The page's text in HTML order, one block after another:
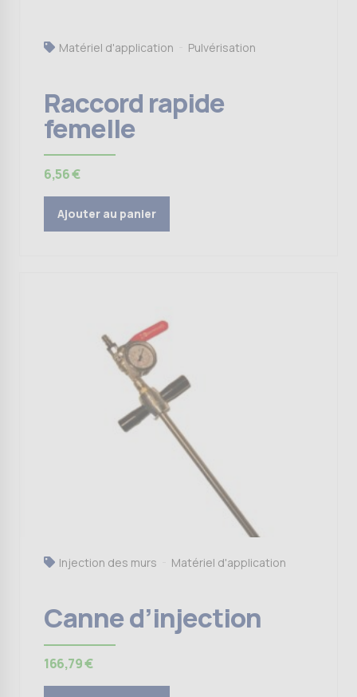
Matériel d'application Pulvérisation
Raccord rapide
femelle
6,56€
Ajouter au panier
Injection des murs Matériel d'application
Canne d’injection
166,79€